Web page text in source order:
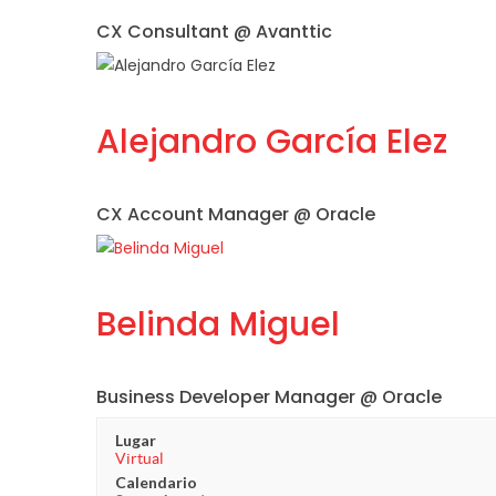
CX Consultant @ Avanttic
Alejandro García Elez
CX Account Manager @ Oracle
Belinda Miguel
Business Developer Manager @ Oracle
Lugar
Virtual
Calendario